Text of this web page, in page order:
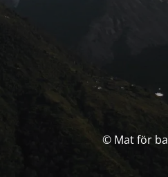
© Mat för